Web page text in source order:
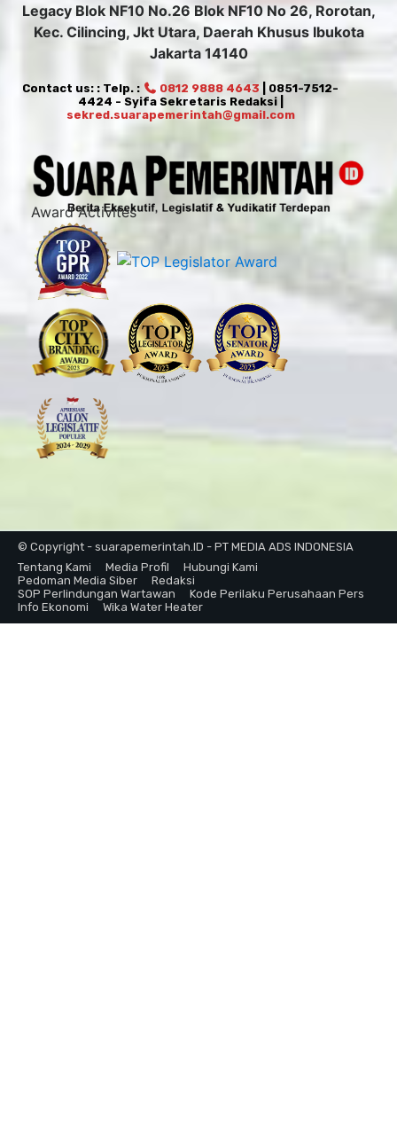
Legacy Blok NF10 No.26 Blok NF10 No 26, Rorotan,
Kec. Cilincing, Jkt Utara, Daerah Khusus Ibukota
Jakarta 14140
Contact us: : Telp. : 0812 9888 4643 | 0851-7512-
4424 - Syifa Sekretaris Redaksi |
sekred.suarapemerintah@gmail.com
Award Activites
© Copyright - suarapemerintah.ID - PT MEDIA ADS INDONESIA
Tentang Kami
Media Profil
Hubungi Kami
Pedoman Media Siber
Redaksi
SOP Perlindungan Wartawan
Kode Perilaku Perusahaan Pers
Info Ekonomi
Wika Water Heater